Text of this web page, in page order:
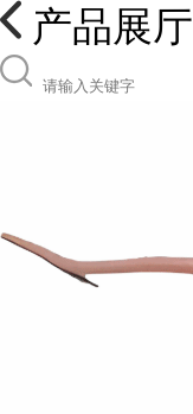
产品展厅